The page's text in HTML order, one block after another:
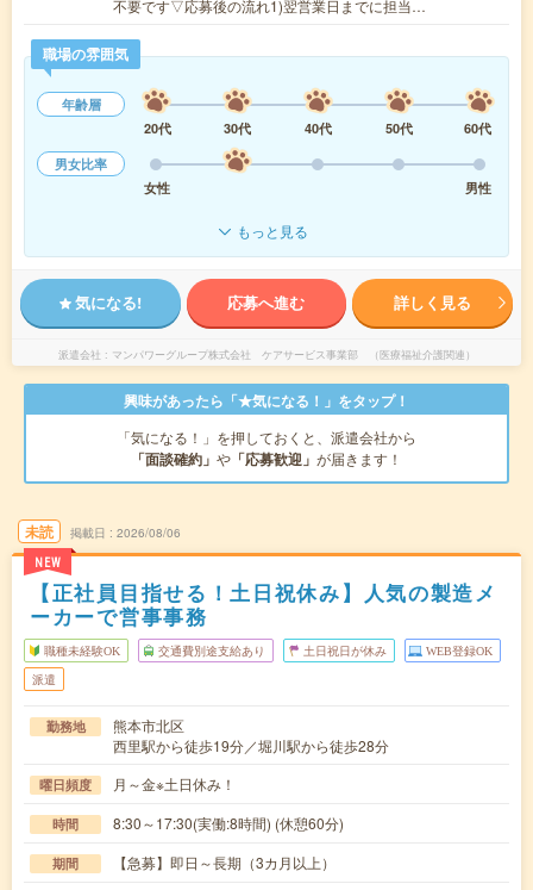
不要です▽応募後の流れ1)翌営業日までに担当…
職場の雰囲気
年齢層
20代
30代 40代 50代
60代
男女比率
女性
男性
もっと見る
気になる! 応募へ進む 詳しく見る
派遣会社 マンパワーグループ株式会社 ケアサービス事業部 （医療福祉介護関連）
興味があったら「★気になる！」をタップ！
「気になる！」を押しておくと、派遣会社から
「面談確約」 や 「応募歓迎」 が届きます！
未読
NEW
掲載日 2026/08/06
【正社員目指せる！土日祝休み】人気の製造メ
ーカーで営事事務
職種未経験OK 交通費別途支給あり 土日祝日が休み WEB登録OK
派遣
勤務地
熊本市北区
西里駅から徒歩19分／堀川駅から徒歩28分
曜日頻度 月～金※土日休み！
時間 8:30～17:30(実働:8時間) (休憩60分)
期間 【急募】即日～長期（3カ月以上）